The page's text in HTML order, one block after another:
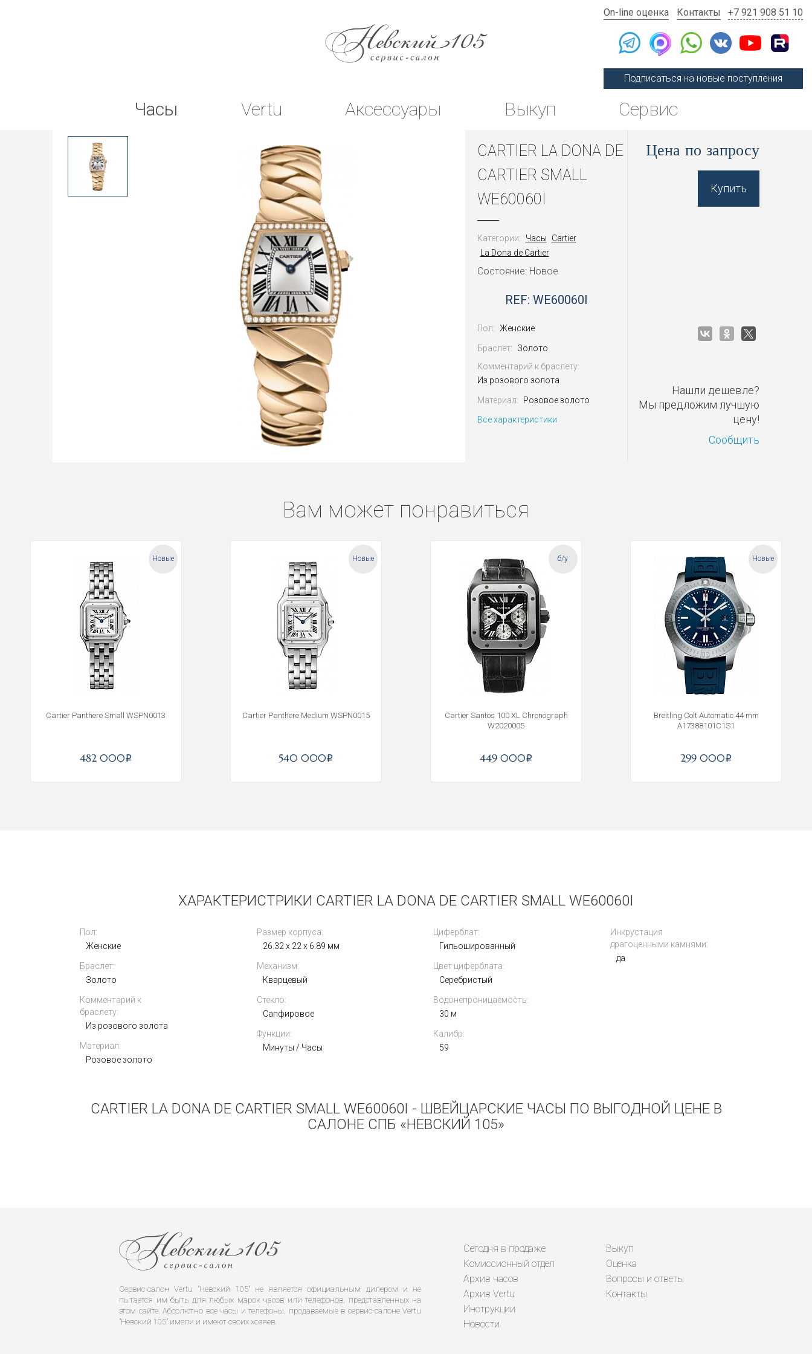
On-line оценка Контакты +7 921 908 51 10
Подписаться на новые поступления
Часы Vertu Аксессуары Выкуп Сервис
CARTIER LA DONA DE
CARTIER SMALL
WE60060I
Категории: Часы
Cartier
La Dona de Cartier
Состояние: Новое
REF: WE60060I
Пол: Женские
Браслет:
Золото
Комментарий к браслету:
Из розового золота
Материал:
Розовое золото
Все характеристики
Цена по запросу
Купить
Нашли дешевле?
Мы предложим лучшую
цену!
Сообщить
Вам может понравиться
Новые
Cartier Panthere Small WSPN0013
482 000i
Новые
Cartier Panthere Medium WSPN0015
540 000i
б/у
Cartier Santos 100 XL Chronograph
W2020005
449 000i
Новые
Breitling Colt Automatic 44 mm
A17388101C1S1
299 000i
Cartier Calibre de Cartier Automatic
42mm W7100037
314 000
ХАРАКТЕРИСТРИКИ CARTIER LA DONA DE CARTIER SMALL WE60060I
Пол:
Женские
Браслет:
Золото
Комментарий к
браслету:
Из розового золота
Материал:
Розовое золото
Размер корпуса:
26.32 x 22 x 6.89 мм
Механизм:
Кварцевый
Стекло:
Сапфировое
Функции:
Минуты / Часы
Циферблат:
Гильошированный
Цвет циферблата:
Серебристый
Водонепроницаемость:
30 м
Калибр:
59
Инкрустация
драгоценными камнями:
да
CARTIER LA DONA DE CARTIER SMALL WE60060I - ШВЕЙЦАРСКИЕ ЧАСЫ ПО ВЫГОДНОЙ ЦЕНЕ В
САЛОНЕ СПБ «НЕВСКИЙ 105»
Сервис-салон Vertu "Невский 105" не является официальным дилером и не
пытается им быть для любых марок часов или телефонов, представленных на
этом сайте. Абсолютно все часы и телефоны, продаваемые в сервис-салоне Vertu
"Невский 105" имели и имеют своих хозяев.
Сегодня в продаже
Комиссионный отдел
Архив часов
Архив Vertu
Инструкции
Новости
Выкуп
Оценка
Вопросы и ответы
Контакты